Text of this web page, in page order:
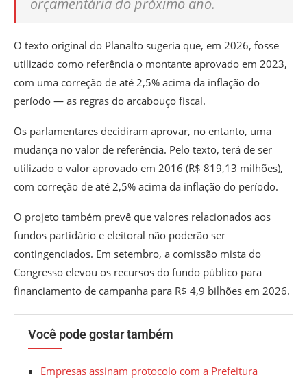
orçamentária do próximo ano.
O texto original do Planalto sugeria que, em 2026, fosse
utilizado como referência o montante aprovado em 2023,
com uma correção de até 2,5% acima da inflação do
período — as regras do arcabouço fiscal.
Os parlamentares decidiram aprovar, no entanto, uma
mudança no valor de referência. Pelo texto, terá de ser
utilizado o valor aprovado em 2016 (R$ 819,13 milhões),
com correção de até 2,5% acima da inflação do período.
O projeto também prevê que valores relacionados aos
fundos partidário e eleitoral não poderão ser
contingenciados. Em setembro, a comissão mista do
Congresso elevou os recursos do fundo público para
financiamento de campanha para R$ 4,9 bilhões em 2026.
Você pode gostar também
Empresas assinam protocolo com a Prefeitura